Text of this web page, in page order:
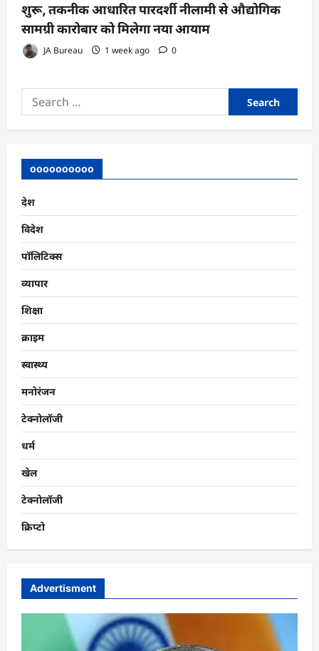
शुरू, तकनीक आधारित पारदर्शी नीलामी से औद्योगिक
सामग्री कारोबार को मिलेगा नया आयाम
JA Bureau 1 week ago 0
Search
for:
oooooooooo
देश
विदेश
पॉलिटिक्स
व्यापार
शिक्षा
क्राइम
स्वास्थ्य
मनोरंजन
टेक्नोलॉजी
धर्म
खेल
टेक्नोलॉजी
क्रिप्टो
Advertisment